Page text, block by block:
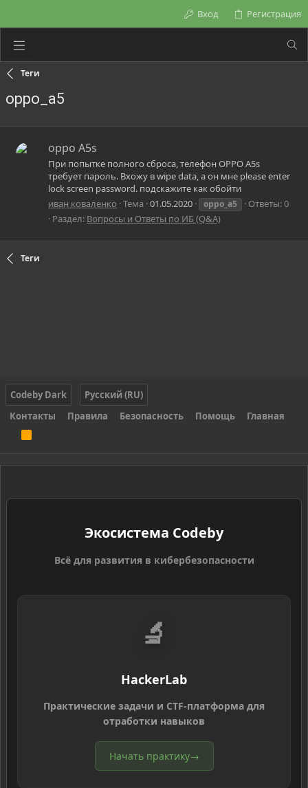
Вход Регистрация
Теги
oppo_a5
oppo A5s
При попытке полного сброса, телефон OPPO A5s
требует пароль. Вхожу в wipe data, a он мне please enter
lock screen password. подскажите как обойти
иван коваленко Тема 01.05.2020 oppo_a5
Ответы: 0
Раздел: Вопросы и Ответы по ИБ (Q&A)
Теги
Codeby Dark
Русский (RU)
Контакты
Правила Безопасность Помощь Главная
S
Экосистема Codeby
Всё для развития в кибербезопасности
🔬
HackerLab
Практические задачи и CTF-платформа для
отработки навыков
Начать практику→